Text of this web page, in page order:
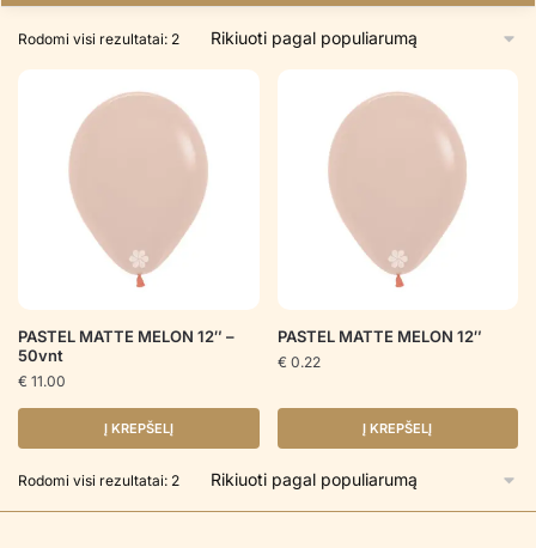
Rodomi visi rezultatai: 2Rūšiuojama
populiarumą
PASTEL MATTE MELON 12″ –
50vnt
€ 11.00
Į KREPŠELĮ
PASTEL MATTE MELON 12″
€ 0.22
Į KREPŠELĮ
Rodomi visi rezultatai: 2Rūšiuojama